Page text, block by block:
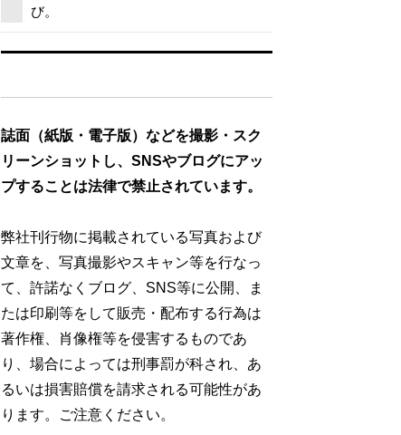
び。
誌面（紙版・電子版）などを撮影・スク
リーンショットし、SNSやブログにアッ
プすることは法律で禁止されています。
弊社刊行物に掲載されている写真および
文章を、写真撮影やスキャン等を行なっ
て、許諾なくブログ、SNS等に公開、ま
たは印刷等をして販売・配布する行為は
著作権、肖像権等を侵害するものであ
り、場合によっては刑事罰が科され、あ
るいは損害賠償を請求される可能性があ
ります。ご注意ください。